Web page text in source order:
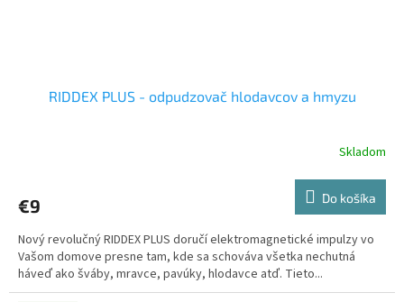
RIDDEX PLUS - odpudzovač hlodavcov a hmyzu
Skladom
€9 Do košíka
Nový revolučný RIDDEX PLUS doručí elektromagnetické impulzy vo
Vašom domove presne tam, kde sa schováva všetka nechutná
háveď ako šváby, mravce, pavúky, hlodavce atď. Tieto...